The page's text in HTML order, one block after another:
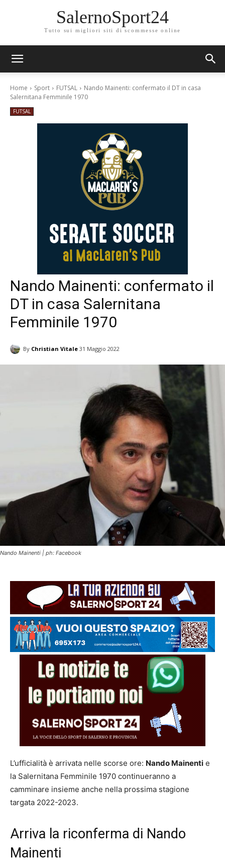
SalernoSport24
Tutto sui migliori siti di scommesse online
Home Sport FUTSAL
Nando Mainenti: confermato il DT in casa
Salernitana Femminile 1970
FUTSAL
Nando Mainenti: confermato il
DT in casa Salernitana
Femminile 1970
By Christian Vitale 31 Maggio 2022
Nando Mainenti | ph: Facebook
L’ufficialità è arrivata nelle scorse ore: Nando Mainenti e
la Salernitana Femminile 1970 continueranno a
camminare insieme anche nella prossima stagione
targata 2022-2023.
Arriva la riconferma di Nando
Mainenti